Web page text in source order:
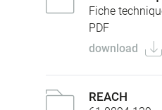
Fiche
PDF
download
REACH